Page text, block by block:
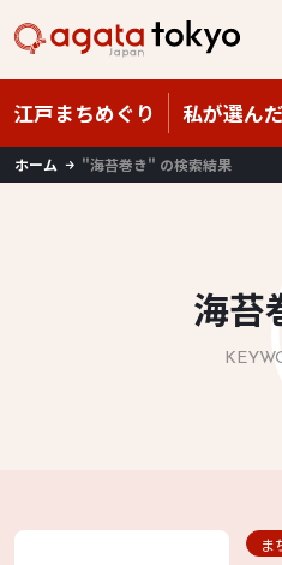
江戸まちめぐり 私が選ん
08/09（日）
ホーム "海苔巻き" の検索結果
海苔